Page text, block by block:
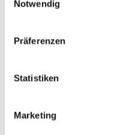
Notwendig
Präferenzen
Statistiken
Marketing